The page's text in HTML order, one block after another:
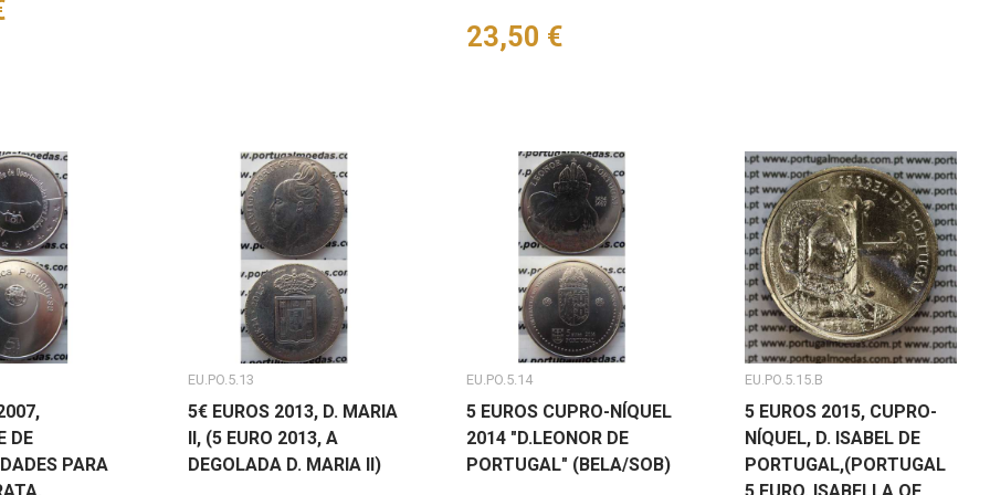
Preço
23,50 €
DE
PARA
EU.PO.5.13
5€ EUROS 2013, D. MARIA
II, (5 EURO 2013, A
DEGOLADA D. MARIA II)
EU.PO.5.14
5 EUROS CUPRO-NÍQUEL
2014 "D.LEONOR DE
PORTUGAL" (BELA/SOB)
EU.PO.5.15.B
5 EUROS 2015, CUPRO-
NÍQUEL, D. ISABEL DE
PORTUGAL,(PORTUGAL